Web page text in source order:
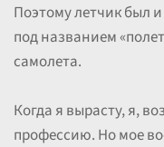
Поэтому летчик был
под названием
самолета.
Когда я вырасту, я,
профессию. Но мое